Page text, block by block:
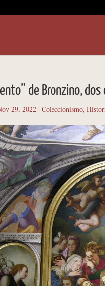
de Bronzino,
29, 2022 |Coleccionismo,